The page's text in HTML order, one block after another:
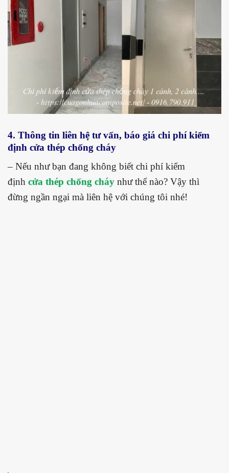
4. Thông tin liên hệ tư vấn, báo giá chi phí kiểm
định cửa thép chống cháy
– Nếu như bạn đang không biết chi phí kiểm
định cửa thép chống cháy như thế nào? Vậy thì
đừng ngần ngại mà liên hệ với chúng tôi nhé!